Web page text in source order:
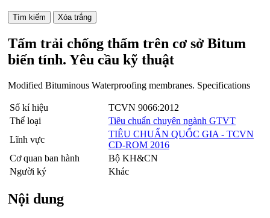
Tấm trải chống thấm trên cơ sở Bitum
biến tính. Yêu cầu kỹ thuật
Modified Bituminous Waterproofing membranes. Specifications
Số kí hiệu
TCVN 9066:2012
Thể loại
Tiêu chuẩn chuyên ngành GTVT
Lĩnh vực
TIÊU CHUẨN QUỐC GIA - TCVN
CD-ROM 2016
Cơ quan ban hành
Bộ KH&CN
Người ký
Khác
Nội dung